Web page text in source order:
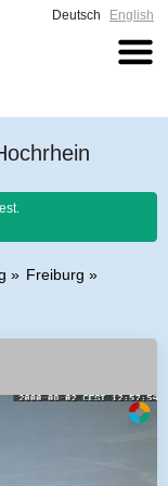
Deutsch English
Freiburg